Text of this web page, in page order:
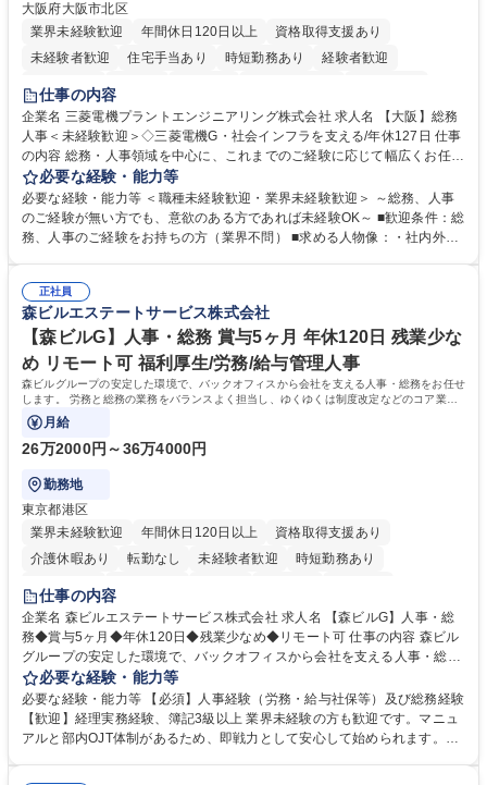
大阪府大阪市北区
業界未経験歓迎
年間休日120日以上
資格取得支援あり
未経験者歓迎
住宅手当あり 時短勤務あり
経験者歓迎
退職金あり
駅近5分以内
土日祝休み 服装自由 寮・社宅あり 食事補助あり
仕事の内容
企業名 三菱電機プラントエンジニアリング株式会社 求人名 【大阪】総務
人事＜未経験歓迎＞◇三菱電機G・社会インフラを支える/年休127日 仕事
の内容 総務・人事領域を中心に、これまでのご経験に応じて幅広くお任せ
します。 ＜具体的には＞ ・総務/人事労務（給与・社保・勤怠管理など）
・採用・教育研修 ・福利厚生運用 など ※基本的には事務所勤務ですが、
採用や教育等の業務内容により、関西圏以外への日帰り・宿泊を伴う国内
出張もございます。 ※担当業務を持ちつつ、お互いに助け合いながら、総
必要な経験・能力等
必要な経験・能力等 ＜職種未経験歓迎・業界未経験歓迎＞ ～総務、人事
のご経験が無い方でも、意欲のある方であれば未経験OK～ ■歓迎条件：総
務、人事のご経験をお持ちの方（業界不問） ■求める人物像：・社内外の
正社員
森ビルエステートサービス株式会社
【森ビルG】人事・総務 賞与5ヶ月 年休120日 残業少な
め リモート可 福利厚生/労務/給与管理人事
森ビルグループの安定した環境で、バックオフィスから会社を支える人事・総務をお任せ
します。 労務と総務の業務をバランスよく担当し、ゆくゆくは制度改定などのコア業務
にも挑戦できる、やりがいある環境です。
月給
26万2000円～36万4000円
勤務地
東京都港区
業界未経験歓迎
年間休日120日以上
資格取得支援あり
介護休暇あり
転勤なし 未経験者歓迎
時短勤務あり
経験者歓迎
完全週休2日制
交通費支給 長期歓迎 駅近5分以内 土日祝休み
仕事の内容
企業名 森ビルエステートサービス株式会社 求人名 【森ビルG】人事・総
務◆賞与5ヶ月◆年休120日◆残業少なめ◆リモート可 仕事の内容 森ビル
グループの安定した環境で、バックオフィスから会社を支える人事・総務
をお任せします。 労務と総務の業務をバランスよく担当し、ゆくゆくは制
度改定などのコア業務にも挑戦できる、やりがいある環境です。 ■勤怠管
理、給与計算、社会保険手続き、年末調整等の労務管理全般 ■入退社手続
き、社内規定の改定や人事制度改定などのコア業務 ■社内イベントの企画
必要な経験・能力等
必要な経験・能力等 【必須】人事経験（労務・給与社保等）及び総務経験
【歓迎】経理実務経験、簿記3級以上 業界未経験の方も歓迎です。マニュ
アルと部内OJT体制があるため、即戦力として安心して始められます。